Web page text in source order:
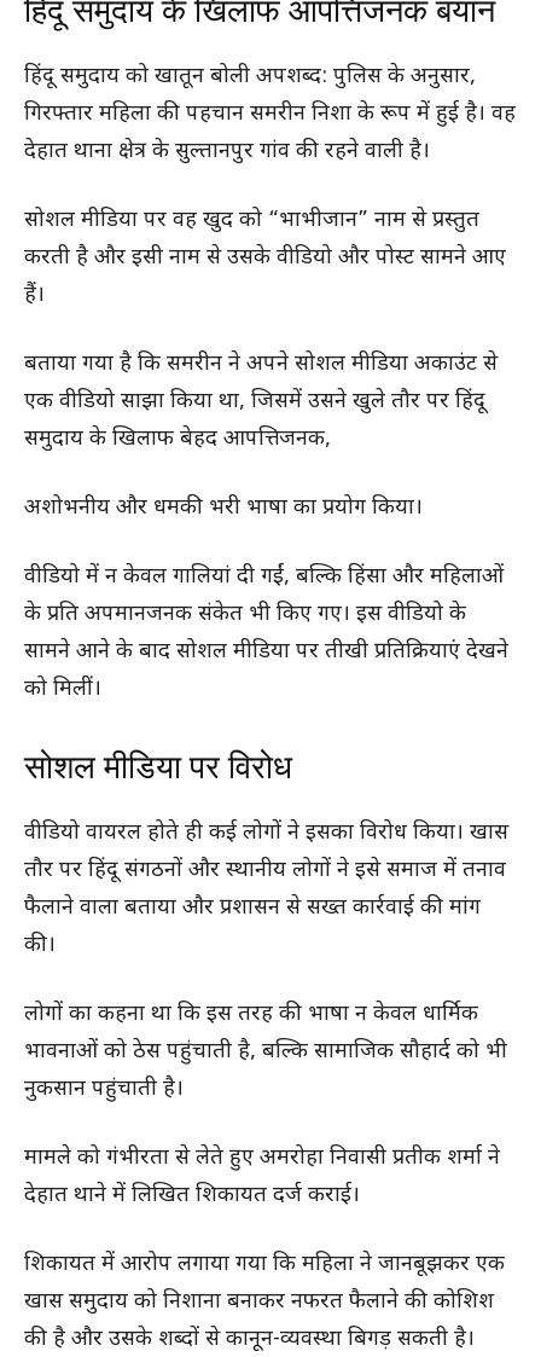
हिंदू समुदाय के खिलाफ आपत्तिजनक बयान
हिंदू समुदाय को खातून बोली अपशब्द: पुलिस के अनुसार,
गिरफ्तार महिला की पहचान समरीन निशा के रूप में हुई है। वह
देहात थाना क्षेत्र के सुल्तानपुर गांव की रहने वाली है।
सोशल मीडिया पर वह खुद को “भाभीजान” नाम से प्रस्तुत
करती है और इसी नाम से उसके वीडियो और पोस्ट सामने आए
हैं।
बताया गया है कि समरीन ने अपने सोशल मीडिया अकाउंट से
एक वीडियो साझा किया था, जिसमें उसने खुले तौर पर हिंदू
समुदाय के खिलाफ बेहद आपत्तिजनक,
अशोभनीय और धमकी भरी भाषा का प्रयोग किया।
वीडियो में न केवल गालियां दी गईं, बल्कि हिंसा और महिलाओं
के प्रति अपमानजनक संकेत भी किए गए। इस वीडियो के
सामने आने के बाद सोशल मीडिया पर तीखी प्रतिक्रियाएं देखने
को मिलीं।
सोशल मीडिया पर विरोध
वीडियो वायरल होते ही कई लोगों ने इसका विरोध किया। खास
तौर पर हिंदू संगठनों और स्थानीय लोगों ने इसे समाज में तनाव
फैलाने वाला बताया और प्रशासन से सख्त कार्रवाई की मांग
की।
लोगों का कहना था कि इस तरह की भाषा न केवल धार्मिक
भावनाओं को ठेस पहुंचाती है, बल्कि सामाजिक सौहार्द को भी
नुकसान पहुंचाती है।
मामले को गंभीरता से लेते हुए अमरोहा निवासी प्रतीक शर्मा ने
देहात थाने में लिखित शिकायत दर्ज कराई।
शिकायत में आरोप लगाया गया कि महिला ने जानबूझकर एक
खास समुदाय को निशाना बनाकर नफरत फैलाने की कोशिश
की है और उसके शब्दों से कानून-व्यवस्था बिगड़ सकती है।